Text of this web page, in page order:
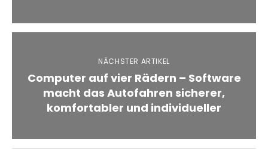
NÄCHSTER ARTIKEL
Computer auf vier Rädern – Software
macht das Autofahren sicherer,
komfortabler und individueller